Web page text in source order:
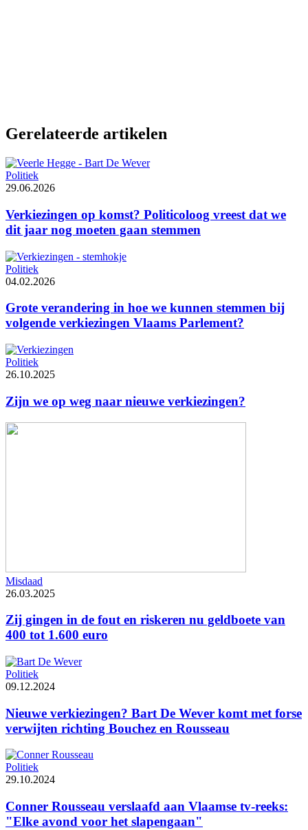
Gerelateerde artikelen
Politiek
29.06.2026
Verkiezingen op komst? Politicoloog vreest dat we
dit jaar nog moeten gaan stemmen
Politiek
04.02.2026
Grote verandering in hoe we kunnen stemmen bij
volgende verkiezingen Vlaams Parlement?
Politiek
26.10.2025
Zijn we op weg naar nieuwe verkiezingen?
Misdaad
26.03.2025
Zij gingen in de fout en riskeren nu geldboete van
400 tot 1.600 euro
Politiek
09.12.2024
Nieuwe verkiezingen? Bart De Wever komt met forse
verwijten richting Bouchez en Rousseau
Politiek
29.10.2024
Conner Rousseau verslaafd aan Vlaamse tv-reeks:
"Elke avond voor het slapengaan"